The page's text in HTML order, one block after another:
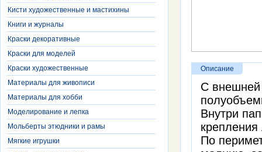
Кисти художественные и мастихины
Книги и журналы
Краски декоративные
Краски для моделей
Краски художественные
Материалы для живописи
Материалы для хобби
Моделирование и лепка
Мольберты этюдники и рамы
Мягкие игрушки
Описание
С внешней
Внутри
крепления
По